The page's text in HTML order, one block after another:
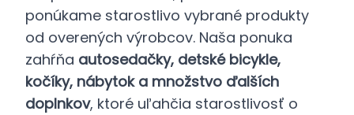
ponúkame starostlivo vybrané produkty
od overených výrobcov. Naša ponuka
zahŕňa autosedačky, detské bicykle,
kočíky, nábytok a množstvo ďalších
doplnkov, ktoré uľahčia starostlivosť o